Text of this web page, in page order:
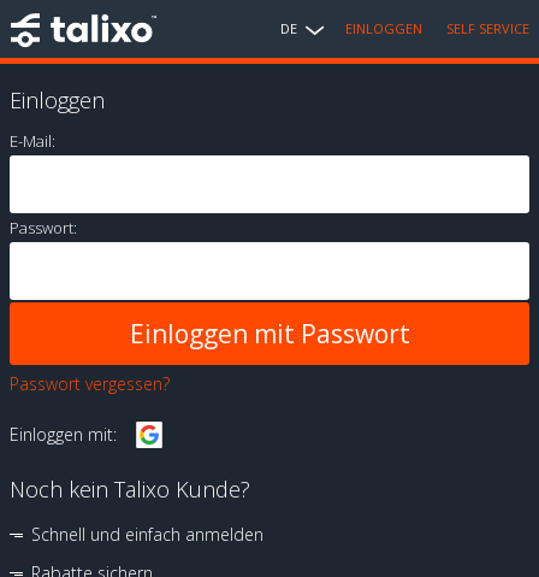
DE EINLOGGEN SELF SERVICE
Einloggen
E-Mail:
Passwort:
Passwort vergessen?
Einloggen mit:
Noch kein Talixo Kunde?
Schnell und einfach anmelden